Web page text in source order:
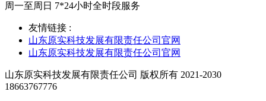
周一至周日 7*24小时全时段服务
友情链接 :
山东原实科技发展有限责任公司官网
山东原实科技发展有限责任公司官网
山东原实科技发展有限责任公司 版权所有 2021-2030
18663767776